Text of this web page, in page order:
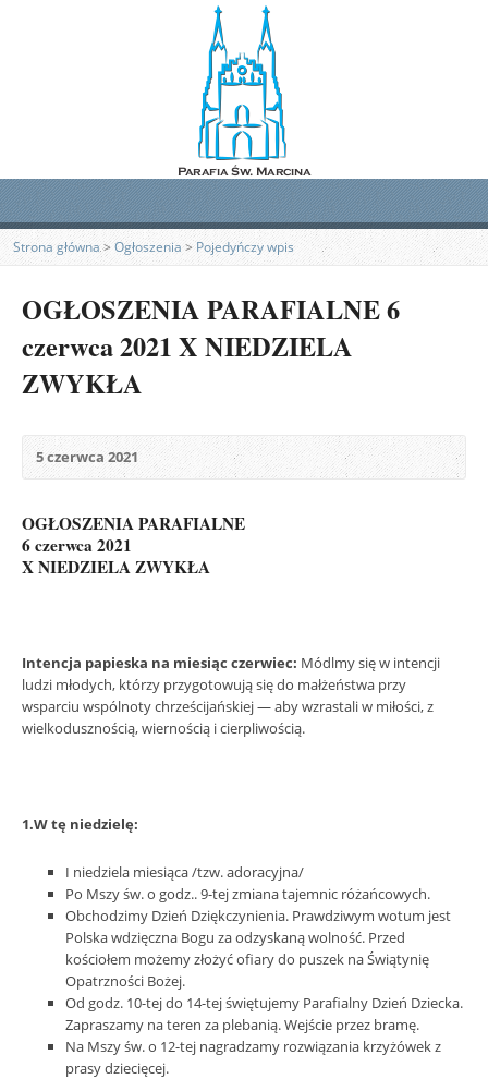
Strona główna> Ogłoszenia>Pojedyńczy wpis
OGŁOSZENIA PARAFIALNE 6
czerwca 2021 X NIEDZIELA
ZWYKŁA
5 czerwca 2021
OGŁOSZENIA PARAFIALNE
6 czerwca 2021
X NIEDZIELA ZWYKŁA
Intencja papieska na miesiąc czerwiec: Módlmy się w intencji
ludzi młodych, którzy przygotowują się do małżeństwa przy
wsparciu wspólnoty chrześcijańskiej — aby wzrastali w miłości, z
wielkodusznością, wiernością i cierpliwością.
1.W tę niedzielę:
I niedziela miesiąca /tzw. adoracyjna/
Po Mszy św. o godz.. 9-tej zmiana tajemnic różańcowych.
Obchodzimy Dzień Dziękczynienia. Prawdziwym wotum jest
Polska wdzięczna Bogu za odzyskaną wolność. Przed
kościołem możemy złożyć ofiary do puszek na Świątynię
Opatrzności Bożej.
Od godz. 10-tej do 14-tej świętujemy Parafialny Dzień Dziecka.
Zapraszamy na teren za plebanią. Wejście przez bramę.
Na Mszy św. o 12-tej nagradzamy rozwiązania krzyżówek z
prasy dziecięcej.